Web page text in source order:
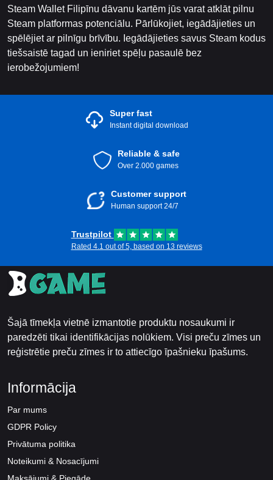
Steam Wallet Filipīnu dāvanu kartēm jūs varat atklāt pilnu
Steam platformas potenciālu. Pārlūkojiet, iegādājieties un
spēlējiet ar pilnīgu brīvību. Iegādājieties savus Steam kodus
tiešsaistē tagad un ieniriet spēļu pasaulē bez
ierobežojumiem!
Super fast
Instant digital download
Reliable & safe
Over 2.000 games
Customer support
Human support 24/7
Trustpilot
Rated 4.1 out of 5, based on 13 reviews
Šajā tīmekļa vietnē izmantotie produktu nosaukumi ir
paredzēti tikai identifikācijas nolūkiem. Visi preču zīmes un
reģistrētie preču zīmes ir to attiecīgo īpašnieku īpašums.
Informācija
Par mums
GDPR Policy
Privātuma politika
Noteikumi & Nosacījumi